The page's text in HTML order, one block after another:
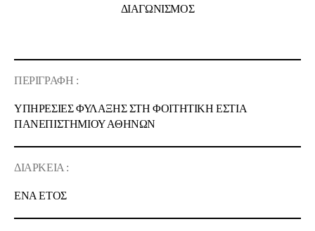
ΔΙΑΓΩΝΙΣΜΟΣ
ΠΕΡΙΓΡΑΦΗ :
ΥΠΗΡΕΣΙΕΣ ΦΥΛΑΞΗΣ ΣΤΗΦΟΙΤΗΤΙΚΗ ΕΣΤΙΑ
ΠΑΝΕΠΙΣΤΗΜΙΟΥ ΑΘΗΝΩΝ
ΔΙΑΡΚΕΙΑ :
ΕΝΑ ΕΤΟΣ